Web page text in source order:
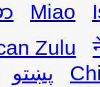
Miao
Zulu
پښتو